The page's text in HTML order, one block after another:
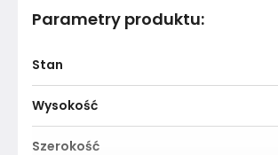
Parametry produktu:
Stan
Wysokość
Szerokość